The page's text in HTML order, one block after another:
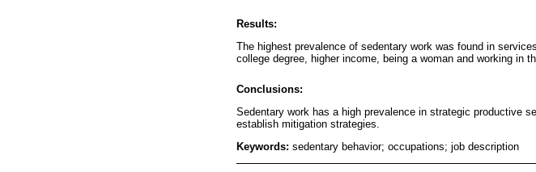
Results:
The highest prevalence of sedentary work was found in
college degree, higher income, being a woman and working in
Conclusions:
Sedentary work has a high prevalence in strategic productive
establish mitigation strategies.
Keywords: sedentary behavior; occupations; job description